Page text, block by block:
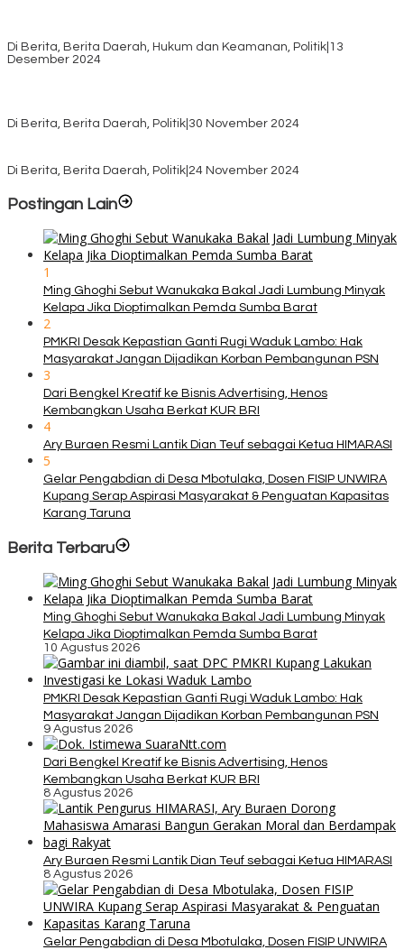
Di Berita, Berita Daerah, Hukum dan Keamanan, Politik 13
Desember 2024
Di Berita, Berita Daerah, Politik 30 November 2024
Di Berita, Berita Daerah, Politik 24 November 2024
Postingan Lain
1
Ming Ghoghi Sebut Wanukaka Bakal Jadi Lumbung Minyak
Kelapa Jika Dioptimalkan Pemda Sumba Barat
2
PMKRI Desak Kepastian Ganti Rugi Waduk Lambo: Hak
Masyarakat Jangan Dijadikan Korban Pembangunan PSN
3
Dari Bengkel Kreatif ke Bisnis Advertising, Henos
Kembangkan Usaha Berkat KUR BRI
4
Ary Buraen Resmi Lantik Dian Teuf sebagai Ketua HIMARASI
5
Gelar Pengabdian di Desa Mbotulaka, Dosen FISIP UNWIRA
Kupang Serap Aspirasi Masyarakat & Penguatan Kapasitas
Karang Taruna
Berita Terbaru
Ming Ghoghi Sebut Wanukaka Bakal Jadi Lumbung Minyak
Kelapa Jika Dioptimalkan Pemda Sumba Barat
10 Agustus 2026
PMKRI Desak Kepastian Ganti Rugi Waduk Lambo: Hak
Masyarakat Jangan Dijadikan Korban Pembangunan PSN
9 Agustus 2026
Dari Bengkel Kreatif ke Bisnis Advertising, Henos
Kembangkan Usaha Berkat KUR BRI
8 Agustus 2026
Ary Buraen Resmi Lantik Dian Teuf sebagai Ketua HIMARASI
8 Agustus 2026
Gelar Pengabdian di Desa Mbotulaka, Dosen FISIP UNWIRA